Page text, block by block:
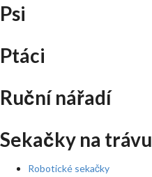
Psi
Ptáci
Ruční nářadí
Sekačky na trávu
Robotické sekačky